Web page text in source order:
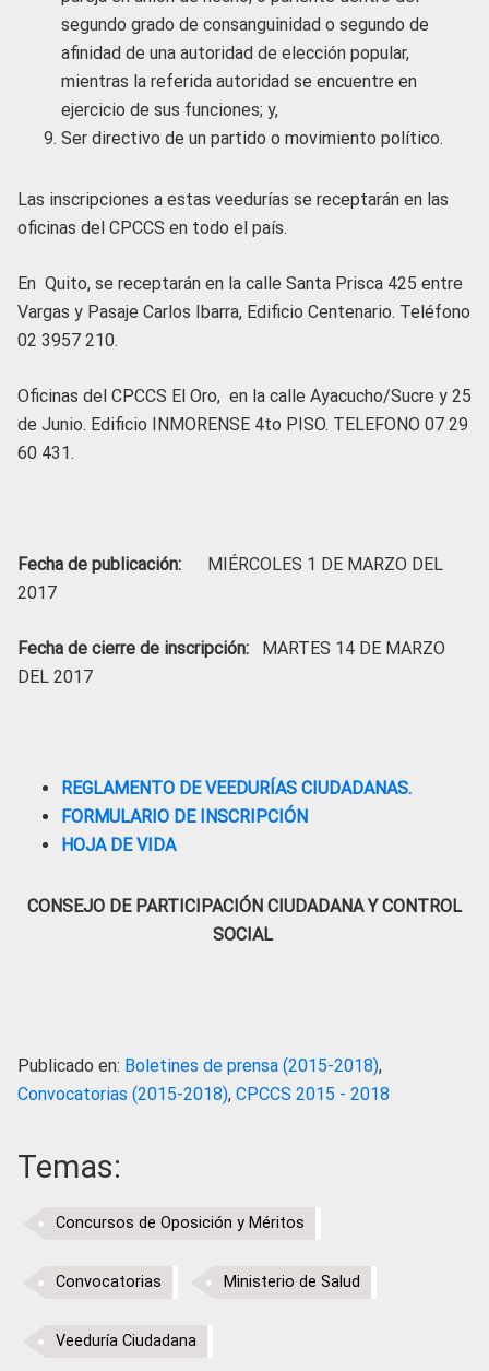
segundo grado de consanguinidad o segundo de
afinidad de una autoridad de elección popular,
mientras la referida autoridad se encuentre en
ejercicio de sus funciones; y,
Ser directivo de un partido o movimiento político.
Las inscripciones a estas veedurías se receptarán en las
oficinas del CPCCS en todo el país.
En Quito, se receptarán en la calle Santa Prisca 425 entre
Vargas y Pasaje Carlos Ibarra, Edificio Centenario. Teléfono
02 3957 210.
Oficinas del CPCCS El Oro, en la calle Ayacucho/Sucre y 25
de Junio. Edificio INMORENSE 4to PISO. TELEFONO 07 29
60 431.
Fecha de publicación: MIÉRCOLES 1 DE MARZO DEL
2017
Fecha de cierre de inscripción: MARTES 14 DE MARZO
DEL 2017
REGLAMENTO DE VEEDURÍAS CIUDADANAS.
FORMULARIO DE INSCRIPCIÓN
HOJA DE VIDA
CONSEJO DE PARTICIPACIÓN CIUDADANA Y CONTROL
SOCIAL
Publicado en: Boletines de prensa (2015-2018),
Convocatorias (2015-2018), CPCCS 2015 - 2018
Temas:
Concursos de Oposición y Méritos
Convocatorias Ministerio de Salud
Veeduría Ciudadana